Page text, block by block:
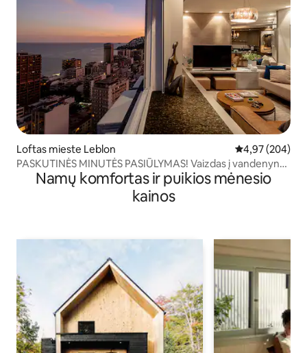
Loftas mieste Leblon Vidutinis
4,97 (204)
PASKUTINĖS MINUTĖS PASIŪLYMAS! Vaizdas į vandenyną,
Leblon, 25 aukštas – PRAŠMATNUS
Namų komfortas ir puikios mėnesio
kainos